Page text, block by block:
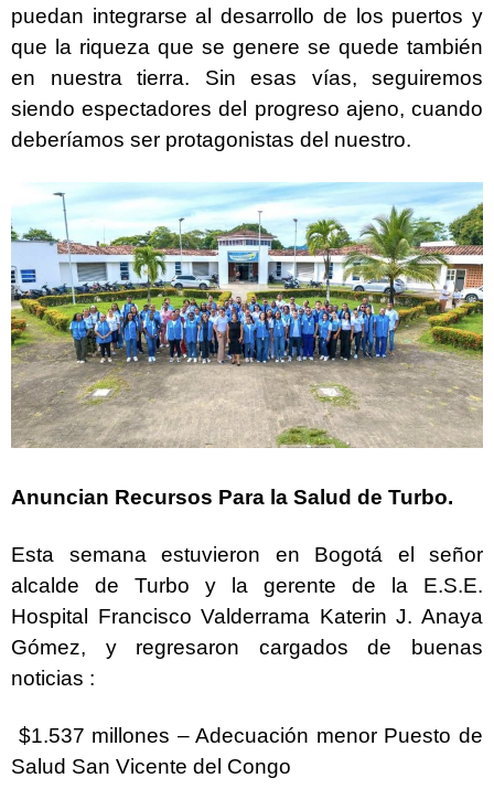
puedan integrarse al desarrollo de los puertos y
que la riqueza que se genere se quede también
en nuestra tierra. Sin esas vías, seguiremos
siendo espectadores del progreso ajeno, cuando
deberíamos ser protagonistas del nuestro.
Anuncian Recursos Para la Salud de Turbo.
Esta semana estuvieron en Bogotá el señor
alcalde de Turbo y la gerente de la E.S.E.
Hospital Francisco Valderrama Katerin J. Anaya
Gómez, y regresaron cargados de buenas
noticias :
$1.537 millones – Adecuación menor Puesto de
Salud San Vicente del Congo